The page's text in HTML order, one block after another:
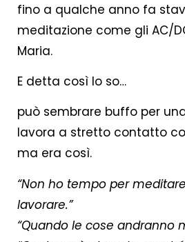
fino a qualche anno fa
meditazione come gli AC/
Maria.
E detta così lo so…
può sembrare buffo per
lavora a stretto contatto
ma era così.
“Non ho tempo per
lavorare.”
“Quando le cose andranno